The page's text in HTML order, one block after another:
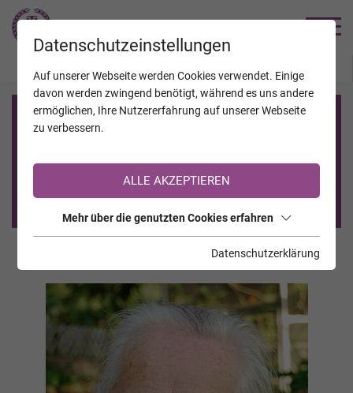
Registrierung auf TrauerHilfe.it
Sie sind noch nicht auf TrauerHilfe.it registriert?
>> zur kostenlosen Registrierung <<
Datenschutzeinstellungen
Auf unserer Webseite werden Cookies verwendet. Einige
davon werden zwingend benötigt, während es uns andere
ermöglichen, Ihre Nutzererfahrung auf unserer Webseite
zu verbessern.
ALLE AKZEPTIEREN
Mehr über die genutzten Cookies erfahren
Datenschutzerklärung
JAHRESTAGE KALENDER VERSTORBENE